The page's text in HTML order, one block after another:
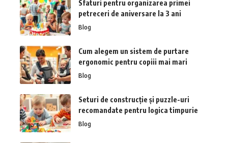
Sfaturi pentru organizarea primei
petreceri de aniversare la 3 ani
Blog
Cum alegem un sistem de purtare
ergonomic pentru copiii mai mari
Blog
Seturi de construcție și puzzle-uri
recomandate pentru logica timpurie
Blog